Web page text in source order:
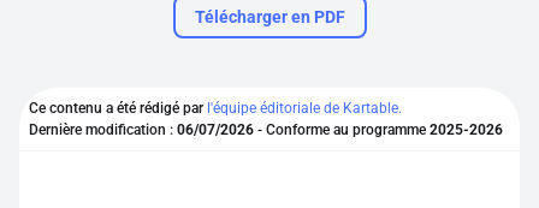
Se connecter
Télécharger en PDF
Ce contenu a été rédigé par l'équipe éditoriale de Kartable.
Dernière modification : 06/07/2026 - Conforme au programme 2025-2026